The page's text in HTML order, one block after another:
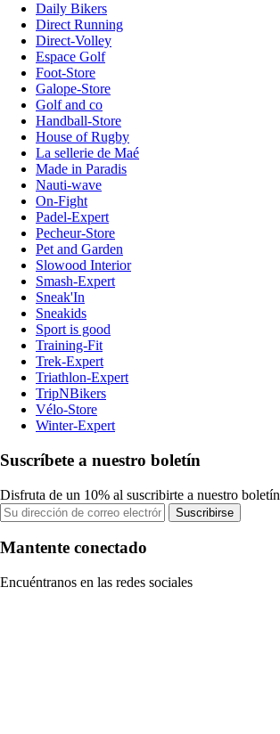
Daily Bikers
Direct Running
Direct-Volley
Espace Golf
Foot-Store
Galope-Store
Golf and co
Handball-Store
House of Rugby
La sellerie de Maé
Made in Paradis
Nauti-wave
On-Fight
Padel-Expert
Pecheur-Store
Pet and Garden
Slowood Interior
Smash-Expert
Sneak'In
Sneakids
Sport is good
Training-Fit
Trek-Expert
Triathlon-Expert
TripNBikers
Vélo-Store
Winter-Expert
Suscríbete a nuestro boletín
Disfruta de un 10% al suscribirte a nuestro boletín
Suscribirse
Mantente conectado
Encuéntranos en las redes sociales